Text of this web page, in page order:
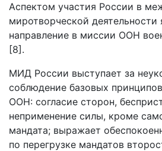
Аспектом участия России в
миротворческой деятельности
направление в миссии ООН
[8].
МИД России выступает за
соблюдение базовых
ООН: согласие сторон,
неприменение силы, кроме
мандата; выражает
по перегрузке мандатов